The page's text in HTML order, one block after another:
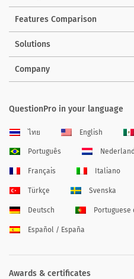
Features Comparison
Solutions
Company
QuestionPro in your language
ไทย English
Português
Français Italiano
Türkçe Svenska
Deutsch Portuguese
Español / España
Awards & certificates